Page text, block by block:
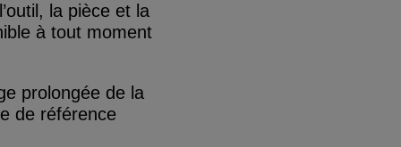
la pièce et la
à tout moment
prolongée de la
de référence